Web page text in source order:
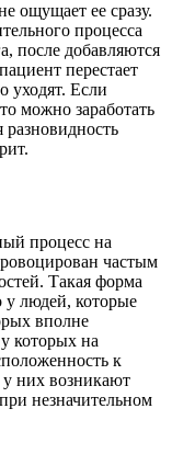
ощущает ее сразу.
процесса
после добавляются
перестает
уходят. Если
можно заработать
разновидность
процесс на
частым
Такая форма
у людей, которые
вполне
которых на
к
них возникают
незначительном